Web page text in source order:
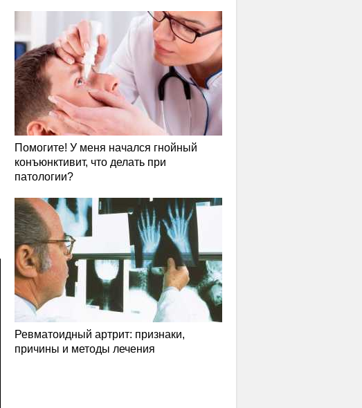
Помогите! У меня начался гнойный
конъюнктивит, что делать при
патологии?
Ревматоидный артрит: признаки,
причины и методы лечения